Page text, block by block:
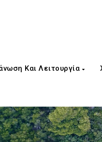
Και Λειτουργία